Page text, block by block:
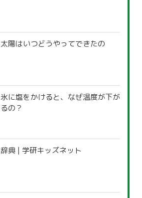
太陽はいつどうやってできたの
氷に塩をかけると、なぜ温度が下が
るの？
辞典 | 学研キッズネット